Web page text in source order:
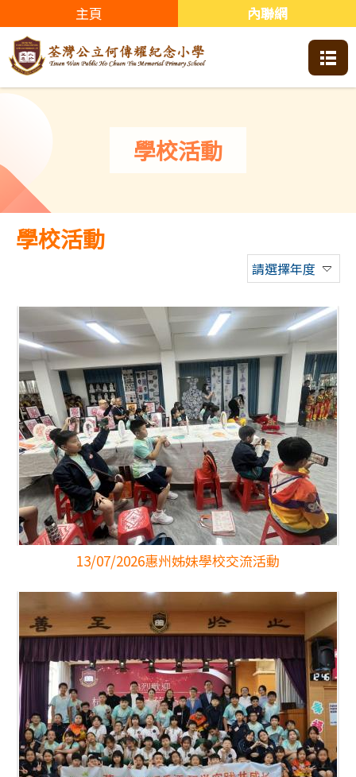
主頁 內聯網
學校活動
學校活動
請選擇年度
13/07/2026惠州姊妹學校交流活動